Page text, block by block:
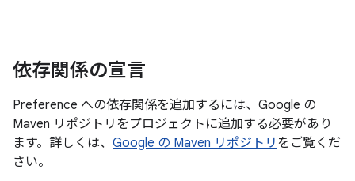
依存関係の宣言
Preference への依存関係を追加するには、Google の
Maven リポジトリをプロジェクトに追加する必要があり
ます。詳しくは、 Google の Maven リポジトリ をご覧くだ
さい。